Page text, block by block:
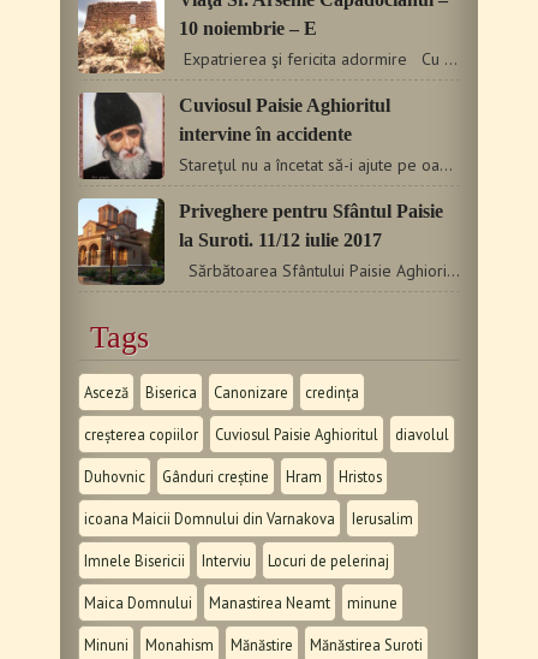
10 noiembrie – E
Expatrierea şi fericita adormire Cu un an înainte…
Cuviosul Paisie Aghioritul
intervine în accidente
Stareţul nu a încetat să-i ajute pe oameni nici chiar după…
Priveghere pentru Sfântul Paisie
la Suroti. 11/12 iulie 2017
Sărbătoarea Sfântului Paisie Aghioritul a adunat și…
Tags
Asceză Biserica Canonizare credința
creșterea copiilor Cuviosul Paisie Aghioritul diavolul
Duhovnic Gânduri creștine Hram Hristos
icoana Maicii Domnului din Varnakova Ierusalim
Imnele Bisericii Interviu Locuri de pelerinaj
Maica Domnului Manastirea Neamt minune
Minuni Monahism Mănăstire Mănăstirea Suroti